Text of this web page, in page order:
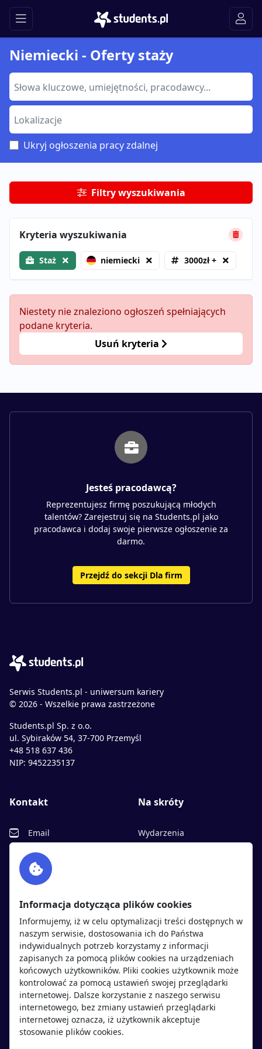
Niemiecki - Oferty staży
Ukryj ogłoszenia pracy zdalnej
Filtry wyszukiwania
Kryteria wyszukiwania
Staż niemiecki 3000zł +
Niestety nie znaleziono ogłoszeń spełniających
podane kryteria.
Usuń kryteria
Jesteś pracodawcą?
Reprezentujesz firmę poszukującą młodych
talentów? Zarejestruj się na Students.pl jako
pracodawca i dodaj swoje pierwsze ogłoszenie za
darmo.
Przejdź do sekcji Dla firm
Serwis Students.pl - uniwersum kariery
© 2026 - Wszelkie prawa zastrzeżone
Students.pl Sp. z o.o.
ul. Sybiraków 54, 37-700 Przemyśl
+48 518 637 436
NIP: 9452235137
Kontakt
Email
Facebook
Twitter
Na skróty
Wydarzenia
Polityka cookies
Polityka prywatności
Kandydaci
Regulamin kandydata
Oferty pracy
Pracodawcy
Pracodawcy
Regulamin pracodawcy
Dodaj ogłoszenie
Informacja dotycząca plików cookies
Informujemy, iż w celu optymalizacji treści dostępnych w
naszym serwisie, dostosowania ich do Państwa
indywidualnych potrzeb korzystamy z informacji
zapisanych za pomocą plików cookies na urządzeniach
końcowych użytkowników. Pliki cookies użytkownik może
kontrolować za pomocą ustawień swojej przeglądarki
internetowej. Dalsze korzystanie z naszego serwisu
internetowego, bez zmiany ustawień przeglądarki
internetowej oznacza, iż użytkownik akceptuje
stosowanie plików cookies.